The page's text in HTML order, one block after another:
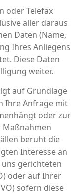
oder Telefax
aller daraus
Daten (Name,
Ihres Anliegens
Diese Daten
weiter.
auf Grundlage
Ihre Anfrage mit
oder zur
beruht die
Interesse an
gerichteten
oder auf Ihrer
sofern diese